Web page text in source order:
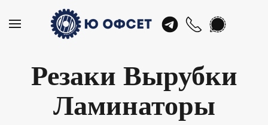
content
Резаки Вырубки
Ламинаторы